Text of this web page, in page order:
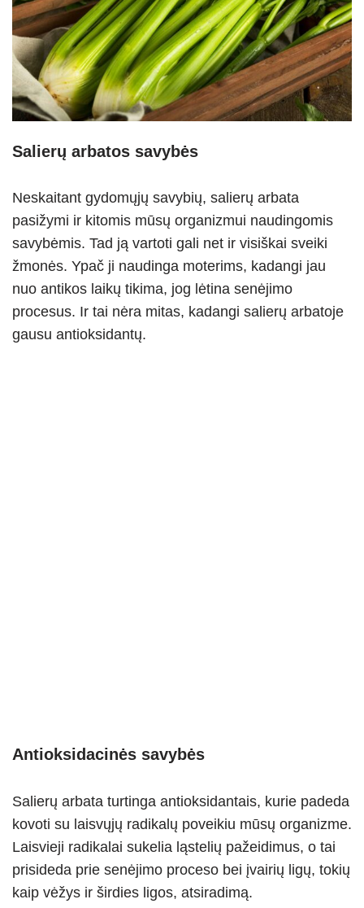
Salierų arbatos savybės
Neskaitant gydomųjų savybių, salierų arbata
pasižymi ir kitomis mūsų organizmui naudingomis
savybėmis. Tad ją vartoti gali net ir visiškai sveiki
žmonės. Ypač ji naudinga moterims, kadangi jau
nuo antikos laikų tikima, jog lėtina senėjimo
procesus. Ir tai nėra mitas, kadangi salierų arbatoje
gausu antioksidantų.
Antioksidacinės savybės
Salierų arbata turtinga antioksidantais, kurie padeda
kovoti su laisvųjų radikalų poveikiu mūsų organizme.
Laisvieji radikalai sukelia ląstelių pažeidimus, o tai
prisideda prie senėjimo proceso bei įvairių ligų, tokių
kaip vėžys ir širdies ligos, atsiradimą.